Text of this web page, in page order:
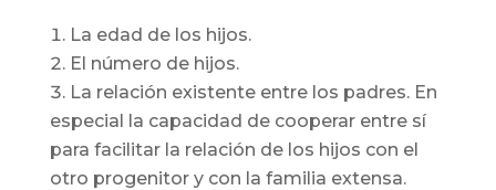
La edad de los hijos.
El número de hijos.
La relación existente entre los padres. En
especial la capacidad de cooperar entre sí
para facilitar la relación de los hijos con el
otro progenitor y con la familia extensa.